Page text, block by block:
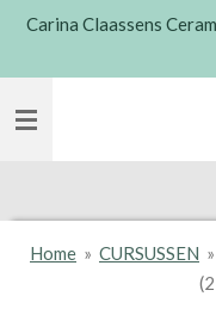
Skip
content
Carina Claassens
Home » CURSUSSEN »